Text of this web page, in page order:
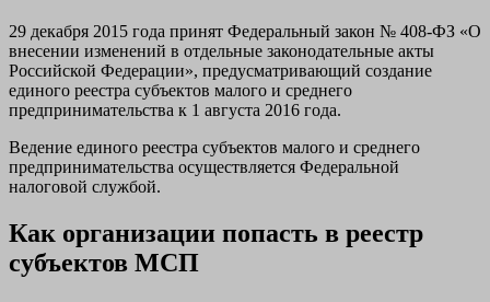
29 декабря 2015 года принят Федеральный закон № 408-ФЗ «О
внесении изменений в отдельные законодательные акты
Российской Федерации», предусматривающий создание
единого реестра субъектов малого и среднего
предпринимательства к 1 августа 2016 года.
Ведение единого реестра субъектов малого и среднего
предпринимательства осуществляется Федеральной
налоговой службой.
Как организации попасть в реестр
субъектов МСП